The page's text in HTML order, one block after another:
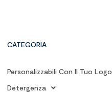
CATEGORIA
Personalizzabili Con Il Tuo Logo
Detergenza